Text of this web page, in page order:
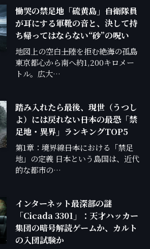
慟哭の禁足地「硫黄島」――自衛隊員
が耳にする軍靴の音と、決して持
ち帰ってはならない“砂”の呪い
地図上の空白――上陸を拒む絶海の孤島
東京都心から南へ約1,200キロメー
トル。広大…
踏み入れたら最後、現世（うつし
よ）には戻れない――日本の最恐「禁
足地・異界」ランキングTOP5
第1章：境界線――日本における「禁足
地」の定義 日本という島国は、近代
的な都市の…
インターネット最深部の謎
「Cicada 3301」：天才ハッカー
集団の暗号解読ゲームか、カルト
の入団試験か